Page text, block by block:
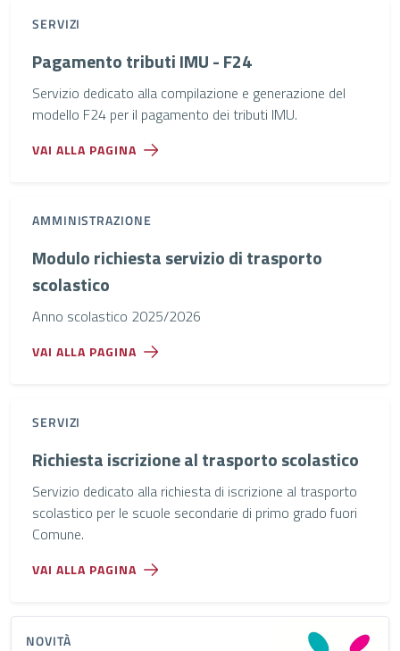
SERVIZI
Pagamento tributi IMU - F24
Servizio dedicato alla compilazione e generazione del
modello F24 per il pagamento dei tributi IMU.
VAI ALLA PAGINA
AMMINISTRAZIONE
Modulo richiesta servizio di trasporto
scolastico
Anno scolastico 2025/2026
VAI ALLA PAGINA
SERVIZI
Richiesta iscrizione al trasporto scolastico
Servizio dedicato alla richiesta di iscrizione al trasporto
scolastico per le scuole secondarie di primo grado fuori
Comune.
VAI ALLA PAGINA
NOVITÀ